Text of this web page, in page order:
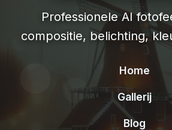
Professionele AI
compositie, belichting,
Home
Gallerij
Blog